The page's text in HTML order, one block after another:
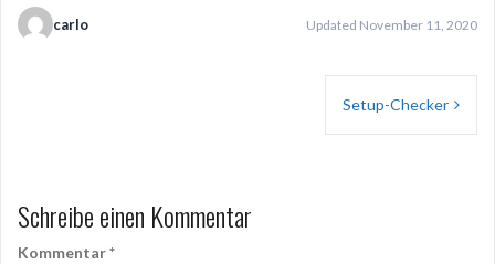
carlo Updated November 11, 2020
Setup-Checker
Schreibe einen Kommentar
Kommentar*